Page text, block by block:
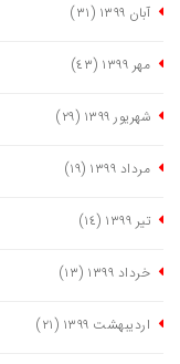
آبان ١٣٩٩ (٣١)
مهر ١٣٩٩ (٤٣)
شهریور ١٣٩٩ (٢٩)
مرداد ١٣٩٩ (١٩)
تیر ١٣٩٩ (١٤)
خرداد ١٣٩٩ (١٣)
اردیبهشت ١٣٩٩ (٢١)